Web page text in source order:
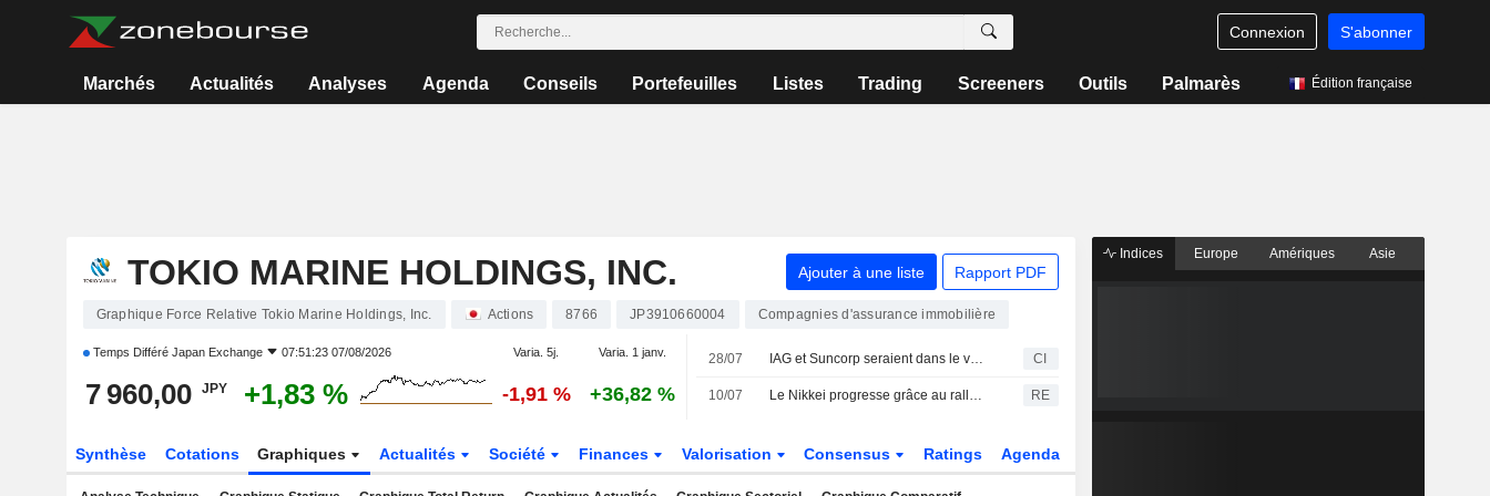
Connexion S'abonner
Marchés Actualités Analyses Agenda Conseils Portefeuilles Listes Trading Screeners Outils Palmarès Édition française
TOKIO MARINE HOLDINGS, INC. Ajouter à une liste Rapport PDF
Graphique Force Relative Tokio Marine Holdings, Inc. Actions 8766 JP3910660004 Compagnies d'assurance immobilière
Temps Différé Japan Exchange 07:51:23 07/08/2026 Varia. 5j. Varia. 1 janv.
7 960,00 JPY +1,83 % -1,91 % +36,82 %
28/07 IAG et Suncorp seraient dans le viseur de Tokio Marine pour une opération à 20 milliards de dollars CI
10/07 Le Nikkei progresse grâce au rallye de l'IA, tandis que l'espoir d'un pivot des fonds de pension soutient le yen et les obligations RE
Synthèse Cotations Graphiques Actualités Société Finances Valorisation Consensus Ratings Agenda
Indices Europe Amériques Asie